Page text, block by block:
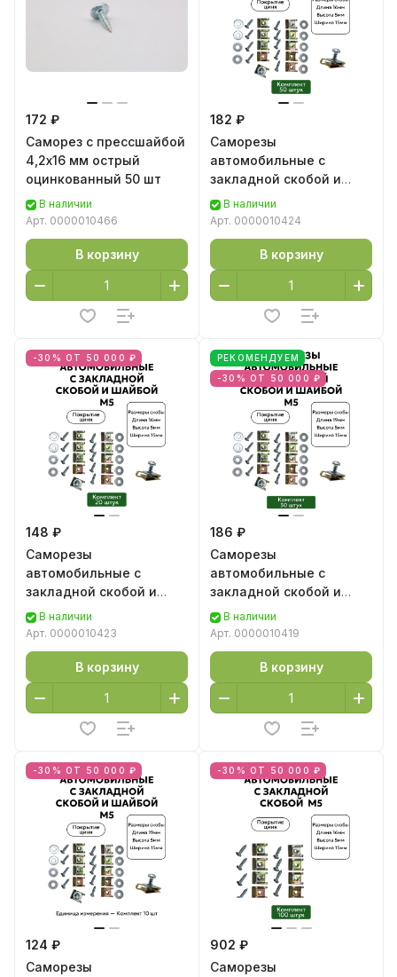
172 ₽
Саморез с прессшайбой
4,2х16 мм острый
оцинкованный 50 шт
В наличии
Арт. 0000010466
В корзину
182 ₽
Саморезы
автомобильные с
закладной скобой и
шайбой М5, 50 шт
В наличии
Арт. 0000010424
В корзину
-30% ОТ 50 000 ₽
148 ₽
Саморезы
автомобильные с
закладной скобой и
шайбой М5, 20 шт
В наличии
Арт. 0000010423
В корзину
РЕКОМЕНДУЕМ
-30% ОТ 50 000 ₽
186 ₽
Саморезы
автомобильные с
закладной скобой и
шайбой М5, 30 шт
В наличии
Арт. 0000010419
В корзину
-30% ОТ 50 000 ₽
124 ₽
Саморезы
-30% ОТ 50 000 ₽
902 ₽
Саморезы